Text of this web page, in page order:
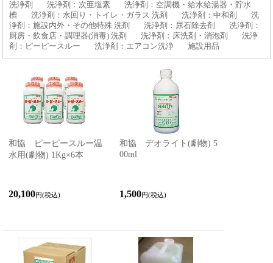
洗浄剤
洗浄剤：次亜塩素
洗浄剤：空調機・給水給湯器・貯水
槽
洗浄剤：水回り・トイレ・ガラス 洗剤 洗浄剤：中和剤
洗
浄剤：施設内外・その他特殊 洗剤
洗浄剤：尿石除去剤
洗浄剤：
厨房・飲食店・調理器(消毒) 洗剤
洗浄剤：床洗剤・消泡剤
洗浄
剤：ピーピースルー
洗浄剤：エアコン洗浄 施設用品
和協 ピーピースルー温
水用(劇物) 1Kg×6本
20,100円(税込)
和協 デオライト(劇物) 5
00ml
1,500円(税込)